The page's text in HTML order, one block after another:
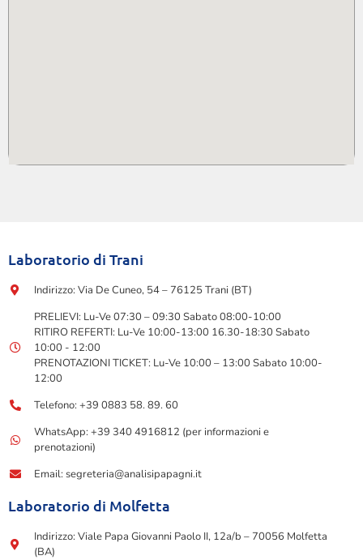
Laboratorio di Trani
Indirizzo: Via De Cuneo, 54 – 76125 Trani (BT)
PRELIEVI: Lu-Ve 07:30 – 09:30 Sabato 08:00-10:00
RITIRO REFERTI: Lu-Ve 10:00-13:00 16.30-18:30 Sabato
10:00 - 12:00
PRENOTAZIONI TICKET: Lu-Ve 10:00 – 13:00 Sabato 10:00-
12:00
Telefono: +39 0883 58. 89. 60
WhatsApp: +39 340 4916812 (per informazioni e
prenotazioni)
Email: segreteria@analisipapagni.it
Laboratorio di Molfetta
Indirizzo: Viale Papa Giovanni Paolo II, 12a/b – 70056 Molfetta
(BA)